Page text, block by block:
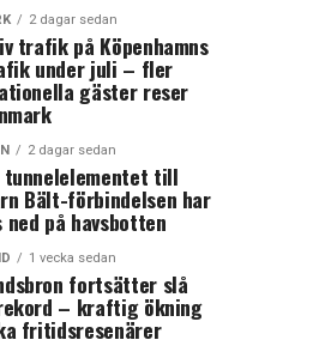
2 dagar sedan
trafik på Köpenhamns
under juli – fler
gäster reser
2 dagar sedan
tunnelelementet till
Bält-förbindelsen har
ned på havsbotten
1 vecka sedan
fortsätter slå
– kraftig ökning
fritidsresenärer